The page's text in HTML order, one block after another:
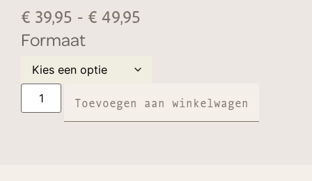
€ 39,95 - € 49,95
Formaat
Toevoegen aan winkelwagen